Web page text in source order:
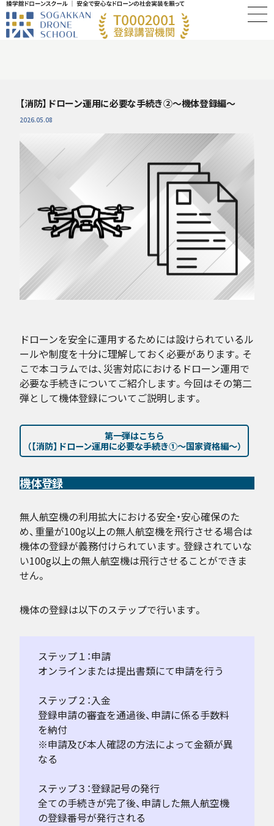
【消防】ドローン運用に必要な手続き②〜機体登録編〜
2026.05.08
ドローンを安全に運用するためには設けられているル
ールや制度を十分に理解しておく必要があります。そ
こで本コラムでは、災害対応におけるドローン運用で
必要な手続きについてご紹介します。今回はその第二
弾として機体登録についてご説明します。
第一弾はこちら
（【消防】ドローン運用に必要な手続き①〜国家資格編〜）
機体登録
無人航空機の利用拡大における安全・安心確保のた
め、重量が100g以上の無人航空機を飛行させる場合は
機体の登録が義務付けられています。登録されていな
い100g以上の無人航空機は飛行させることができま
せん。
機体の登録は以下のステップで行います。
ステップ１：申請
オンラインまたは提出書類にて申請を行う
ステップ２：入金
登録申請の審査を通過後、申請に係る手数料
を納付
※申請及び本人確認の方法によって金額が異
なる
ステップ３：登録記号の発行
全ての手続きが完了後、申請した無人航空機
の登録番号が発行される